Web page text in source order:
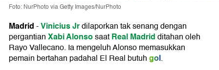
Foto: NurPhoto via Getty Images/NurPhoto
Madrid-Vinicius Jrdilaporkan tak senang dengan
pergantianXabi AlonsosaatReal Madridditahan oleh
Rayo Vallecano. Ia mengeluh Alonso memasukkan
pemain bertahan padahal El Real butuhgol.